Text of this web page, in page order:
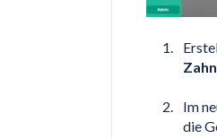
Im
die